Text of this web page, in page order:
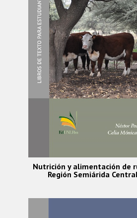
Nutrición y alimentación de
Región Semiárida